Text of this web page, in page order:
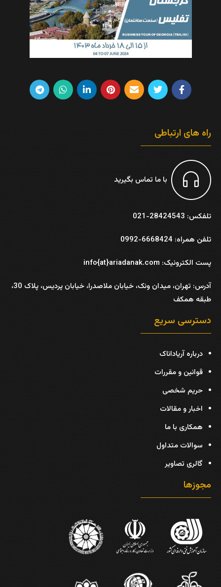
راه های ارتباطی
با ما تماس بگیرید
تلفکس: 28424543-021
تلفن همراه: 6668424-0992
پست الکترونیک: info{at}ariadanak.com
آدرس:
تهران، میدان ونک، خیابان ملاصدرا، خیابان پردیس، پلاک 30،
طبقه همکف
دسترسی سریع
درباره آریاداناک
قوانین و مقررات
حریم شخصی
اخبار و مقالات
همکاری با ما
سوالات متداول
گالری تصاویر
مجوزها